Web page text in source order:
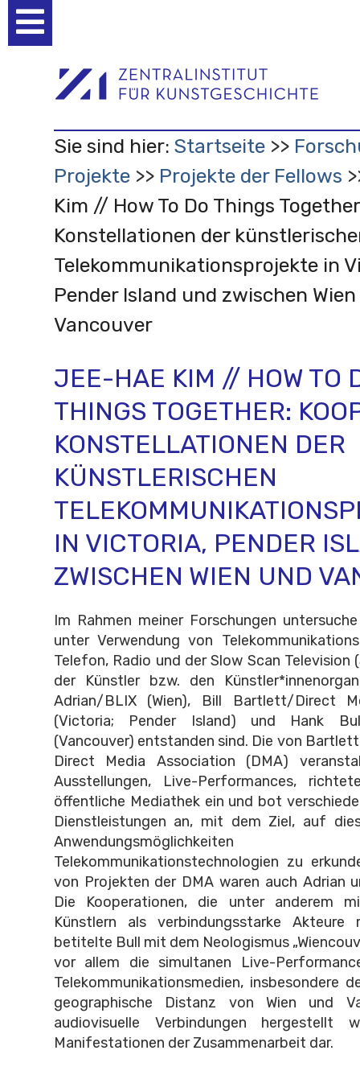
Werkzeuge
Sie sind hier: Startseite
Projekte
Projekte der Fellows
Kim // How To Do Things
Konstellationen der
Telekommunikationsprojekte in
Pender Island und zwischen
Vancouver
JEE-HAE KIM // HOW TO
THINGS TOGETHER:
KONSTELLATIONEN DER
KÜNSTLERISCHEN
IN VICTORIA, PENDER
ZWISCHEN WIEN UND
Im Rahmen meiner Forschungen
unter Verwendung von
Telefon, Radio und der Slow Scan Television
der Künstler bzw. den
Adrian/BLIX (Wien), Bill Bartlett/Direct
(Victoria; Pender Island) und Hank
(Vancouver) entstanden sind. Die von
Direct Media Association (DMA)
Ausstellungen, Live-Performances,
öffentliche Mediathek ein und bot
Dienstleistungen an, mit dem Ziel, auf
Telekommunikationstechnologien zu
von Projekten der DMA waren auch Adrian
Die Kooperationen, die unter anderem
Künstlern als verbindungsstarke Akteure
betitelte Bull mit dem Neologismus
vor allem die simultanen Live-
Telekommunikationsmedien, insbesondere
geographische Distanz von Wien und
audiovisuelle Verbindungen hergestellt
Manifestationen der Zusammenarbeit dar.